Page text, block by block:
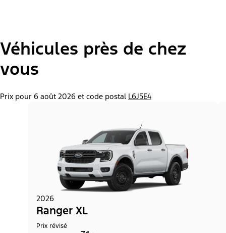
Ranger® XL
Véhicules près de chez
vous
Prix pour 6 août 2026 et code postal L6J5E4
2026
Ranger XL
Prix révisé